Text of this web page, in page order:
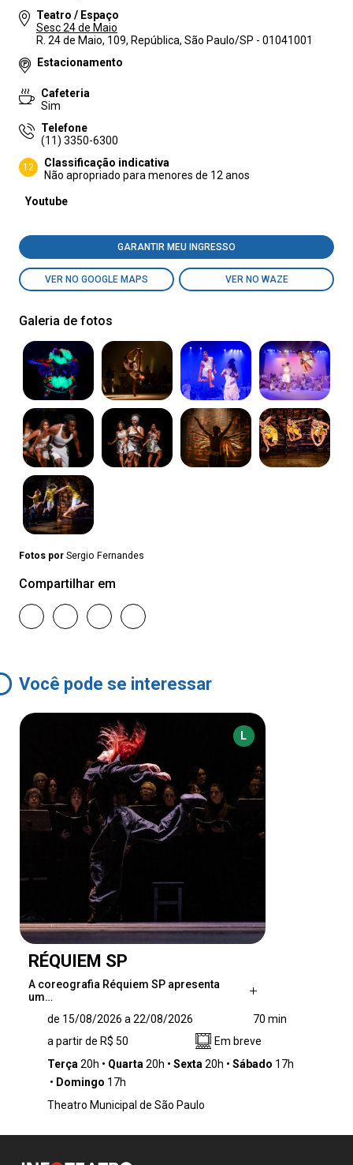
Teatro / Espaço
Sesc 24 de Maio
R. 24 de Maio, 109, República, São Paulo/SP - 01041001
Estacionamento
Cafeteria
Sim
Telefone
(11) 3350-6300
12
Classificação indicativa
Não apropriado para menores de 12 anos
Youtube
GARANTIR MEU INGRESSO
VER NO GOOGLE MAPS VER NO WAZE
Galeria de fotos
Fotos por Sergio Fernandes
Compartilhar em
Você pode se interessar
L
RÉQUIEM SP
A coreografia Réquiem SP apresenta
um…
desafio e um exercício que estabelece um
diálogo entre distintas linhagens de dança,
como o balé, o jumpstyle e as danças urbanas
e populares. A proposta investiga de maneira
entre corpos, contextos e manifestações
Nesse cenário, o movimento do elenco vai
de 15/08/2026 a 22/08/2026
70 min
a partir de R$ 50
Em breve
Terça 20h Quarta 20h Sexta 20h Sábado 17h
Domingo 17h
Theatro Municipal de São Paulo